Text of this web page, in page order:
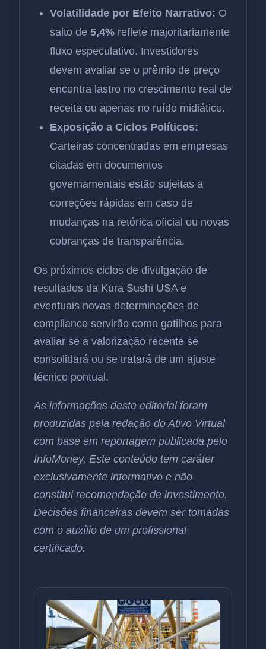
Volatilidade por Efeito Narrativo: O
salto de 5,4% reflete majoritariamente
fluxo especulativo. Investidores
devem avaliar se o prêmio de preço
encontra lastro no crescimento real de
receita ou apenas no ruído midiático.
Exposição a Ciclos Políticos:
Carteiras concentradas em empresas
citadas em documentos
governamentais estão sujeitas a
correções rápidas em caso de
mudanças na retórica oficial ou novas
cobranças de transparência.
Os próximos ciclos de divulgação de
resultados da Kura Sushi USA e
eventuais novas determinações de
compliance servirão como gatilhos para
avaliar se a valorização recente se
consolidará ou se tratará de um ajuste
técnico pontual.
As informações deste editorial foram
produzidas pela redação do Ativo Virtual
com base em reportagem publicada pelo
InfoMoney. Este conteúdo tem caráter
exclusivamente informativo e não
constitui recomendação de investimento.
Decisões financeiras devem ser tomadas
com o auxílio de um profissional
certificado.